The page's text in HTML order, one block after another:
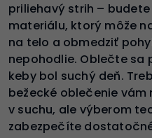
priliehavý strih –
materiálu, ktorý môže
na telo a obmedziť
nepohodlie. Oblečte sa
keby bol suchý deň.
bežecké oblečenie vám
v suchu, ale výberom
zabezpečíte